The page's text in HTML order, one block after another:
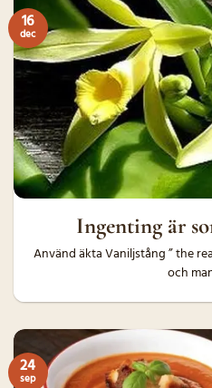
Ingenting är
Använd äkta Vaniljstång ” the
och
16
dec
24
sep